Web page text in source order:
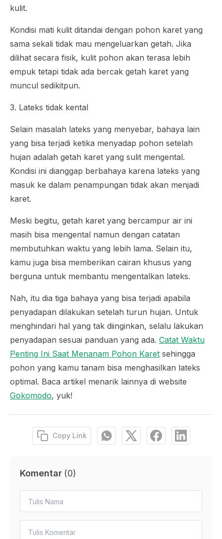
kulit.
Kondisi mati kulit ditandai dengan pohon karet yang
sama sekali tidak mau mengeluarkan getah. Jika
dilihat secara fisik, kulit pohon akan terasa lebih
empuk tetapi tidak ada bercak getah karet yang
muncul sedikitpun.
3. Lateks tidak kental
Selain masalah lateks yang menyebar, bahaya lain
yang bisa terjadi ketika menyadap pohon setelah
hujan adalah getah karet yang sulit mengental.
Kondisi ini dianggap berbahaya karena lateks yang
masuk ke dalam penampungan tidak akan menjadi
karet.
Meski begitu, getah karet yang bercampur air ini
masih bisa mengental namun dengan catatan
membutuhkan waktu yang lebih lama. Selain itu,
kamu juga bisa memberikan cairan khusus yang
berguna untuk membantu mengentalkan lateks.
Nah, itu dia tiga bahaya yang bisa terjadi apabila
penyadapan dilakukan setelah turun hujan. Untuk
menghindari hal yang tak diinginkan, selalu lakukan
penyadapan sesuai panduan yang ada. Catat Waktu
Penting Ini Saat Menanam Pohon Karet sehingga
pohon yang kamu tanam bisa menghasilkan lateks
optimal. Baca artikel menarik lainnya di website
Gokomodo, yuk!
Copy Link
Komentar (0)